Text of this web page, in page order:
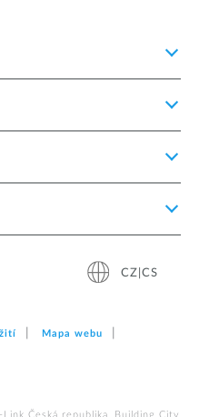
CZ|CS
Mapa webu